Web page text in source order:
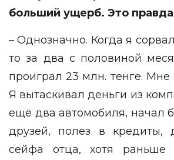
больший ущерб. Это
– Однозначно. Когда я
то за два с половиной
проиграл 23 млн. тенге.
Я вытаскивал деньги из
ещё два автомобиля, начал
друзей, полез в кредиты,
сейфа отца, хотя раньше